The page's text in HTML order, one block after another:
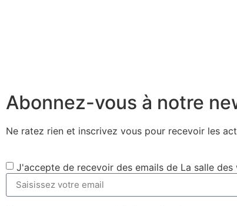
Abonnez-vous à notre
Ne ratez rien et inscrivez vous pour recevoir les
J'accepte de recevoir des emails de La salle